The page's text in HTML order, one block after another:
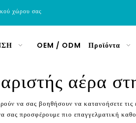
χώρου σας
OEM / ODM Προϊόντα
αέρα
να σας βοηθήσουν να κατανοήσετε τις
σας προσφέρουμε πιο επαγγελματική